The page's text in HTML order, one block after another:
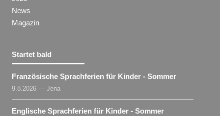
News
Magazin
Startet bald
Französische Sprachferien für Kinder - Sommer
9.8.2026 — Jena
Englische Sprachferien für Kinder - Sommer